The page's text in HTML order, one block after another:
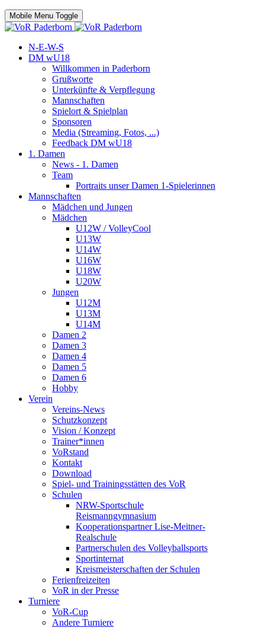
Mobile Menu Toggle
N-E-W-S
DM wU18
Willkommen in Paderborn
Grußworte
Unterkünfte & Verpflegung
Mannschaften
Spielort & Spielplan
Sponsoren
Media (Streaming, Fotos, ...)
Feedback DM wU18
1. Damen
News - 1. Damen
Team
Portraits unser Damen 1-Spielerinnen
Mannschaften
Mädchen und Jungen
Mädchen
U12W / VolleyCool
U13W
U14W
U16W
U18W
U20W
Jungen
U12M
U13M
U14M
Damen 2
Damen 3
Damen 4
Damen 5
Damen 6
Hobby
Verein
Vereins-News
Schutzkonzept
Vision / Konzept
Trainer*innen
VoRstand
Kontakt
Download
Spiel- und Trainingsstätten des VoR
Schulen
NRW-Sportschule
Reismanngymnasium
Kooperationspartner Lise-Meitner-
Realschule
Partnerschulen des Volleyballsports
Sportinternat
Kreismeisterschaften der Schulen
Ferienfreizeiten
VoR in der Presse
Turniere
VoR-Cup
Andere Turniere